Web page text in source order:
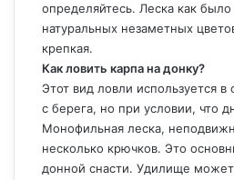
определяйтесь. Леска как
натуральных незаметных
крепкая.
Как ловить карпа на донку?
Этот вид ловли используется
с берега, но при условии, что
Монофильная леска,
несколько крючков. Это
донной снасти. Удилище может